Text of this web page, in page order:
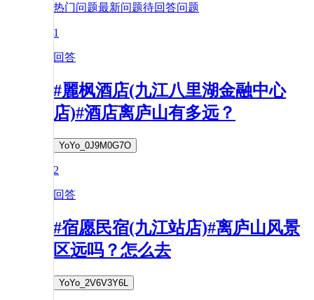
热门问题最新问题待回答问题
1
回答
#麗枫酒店(九江八里湖金融中心
店)#酒店离庐山有多远？
YoYo_0J9M0G7O
2
回答
#宿愿民宿(九江站店)#离庐山风景
区远吗？怎么去
YoYo_2V6V3Y6L